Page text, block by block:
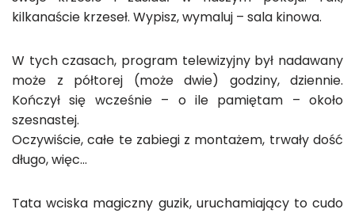
kilkanaście krzeseł. Wypisz, wymaluj – sala kinowa.
W tych czasach, program telewizyjny był nadawany
może z półtorej (może dwie) godziny, dziennie.
Kończył się wcześnie – o ile pamiętam – około
szesnastej.
Oczywiście, całe te zabiegi z montażem, trwały dość
długo, więc…
Tata wciska magiczny guzik, uruchamiający to cudo